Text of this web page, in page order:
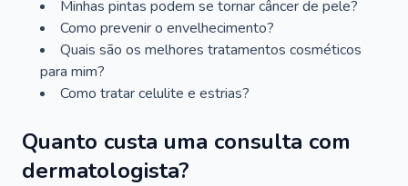
Minhas pintas podem se tornar câncer de pele?
Como prevenir o envelhecimento?
Quais são os melhores tratamentos cosméticos
para mim?
Como tratar celulite e estrias?
Quanto custa uma consulta com
dermatologista?